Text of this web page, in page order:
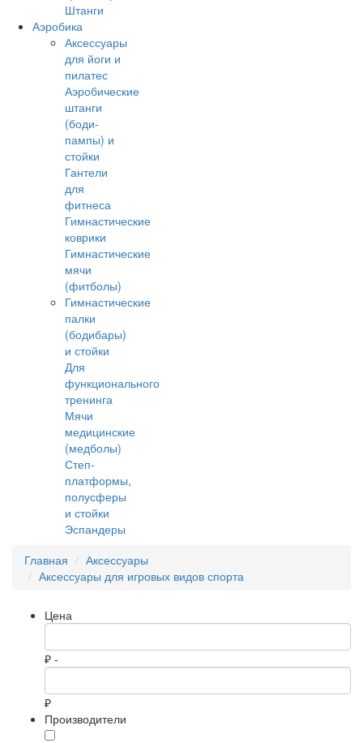
Штанги
Аэробика
Аксессуары
для йоги и
пилатес
Аэробические
штанги
(боди-
пампы) и
стойки
Гантели
для
фитнеса
Гимнастические
коврики
Гимнастические
мячи
(фитболы)
Гимнастические
палки
(бодибары)
и стойки
Для
функционального
тренинга
Мячи
медицинские
(медболы)
Степ-
платформы,
полусферы
и стойки
Эспандеры
Главная
Аксессуары
Аксессуары для игровых видов спорта
Цена
₽ -
₽
Производители